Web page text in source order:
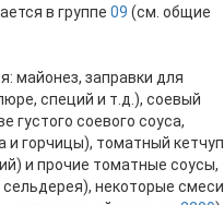
в группе 09 (см. общие
майонез, заправки для
специй и т.д.), соевый
густого соевого соуса,
и горчицы), томатный кетчуп
и прочие томатные соусы,
некоторые смеси